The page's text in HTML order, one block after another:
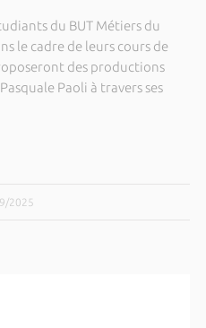
du BUT Métiers du
le cadre de leurs cours de
des productions
Paoli à travers ses
2025